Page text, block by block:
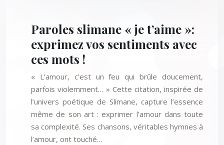
Paroles slimane « je t’aime »:
exprimez vos sentiments avec
ces mots !
« L’amour, c’est un feu qui brûle doucement,
parfois violemment… » Cette citation, inspirée de
l’univers poétique de Slimane, capture l’essence
même de son art : exprimer l’amour dans toute
sa complexité. Ses chansons, véritables hymnes à
l’amour, ont touché…